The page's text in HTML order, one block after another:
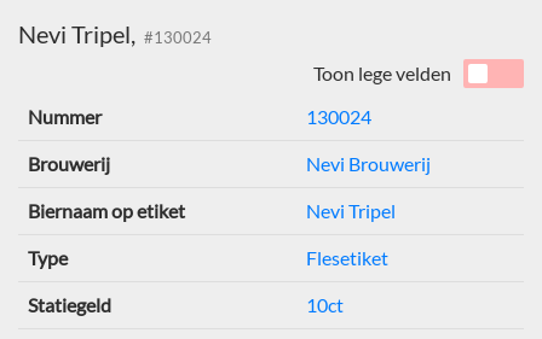
Nevi Tripel, #130024
Toon lege velden
Nummer
130024
Brouwerij Nevi Brouwerij
Biernaam op etiket Nevi Tripel
Type Flesetiket
Statiegeld 10ct